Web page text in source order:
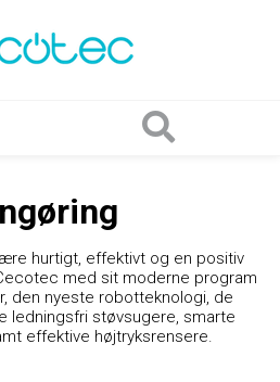
hurtigt, effektivt og en positiv
med sit moderne program
den nyeste robotteknologi, de
ledningsfri støvsugere, smarte
effektive højtryksrensere.